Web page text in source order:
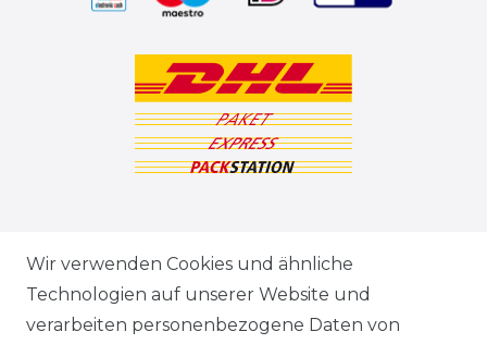
VERSANDARTEN & -KOSTEN
Wir verwenden Cookies und ähnliche
Technologien auf unserer Website und
verarbeiten personenbezogene Daten von